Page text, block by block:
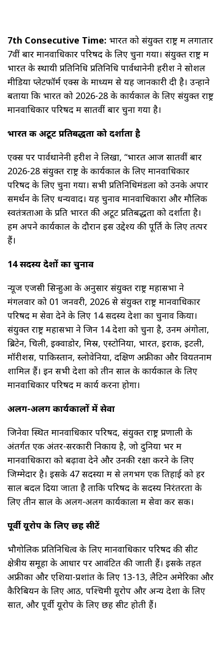
7th Consecutive Time: भारत को संयुक्त राष्ट्र में लगातार
7वीं बार मानवाधिकार परिषद के लिए चुना गया। संयुक्त राष्ट्र में
भारत के स्थायी प्रतिनिधि प्रतिनिधि पार्वथानेनी हरीश ने सोशल
मीडिया प्लेटफॉर्म एक्स के माध्यम से यह जानकारी दी है। उन्होंने
बताया कि भारत को 2026-28 के कार्यकाल के लिए संयुक्त राष्ट्र
मानवाधिकार परिषद में सातवीं बार चुना गया है।
भारत की अटूट प्रतिबद्धता को दर्शाता है
एक्स पर पार्वथानेनी हरीश ने लिखा, “भारत आज सातवीं बार
2026-28 संयुक्त राष्ट्र के कार्यकाल के लिए मानवाधिकार
परिषद के लिए चुना गया। सभी प्रतिनिधिमंडलों को उनके अपार
समर्थन के लिए धन्यवाद। यह चुनाव मानवाधिकारों और मौलिक
स्वतंत्रताओं के प्रति भारत की अटूट प्रतिबद्धता को दर्शाता है।
हम अपने कार्यकाल के दौरान इस उद्देश्य की पूर्ति के लिए तत्पर
हैं।
14 सदस्य देशों का चुनाव
न्यूज एजेंसी सिन्हुआ के अनुसार संयुक्त राष्ट्र महासभा ने
मंगलवार को 01 जनवरी, 2026 से संयुक्त राष्ट्र मानवाधिकार
परिषद में सेवा देने के लिए 14 सदस्य देशों का चुनाव किया।
संयुक्त राष्ट्र महासभा ने जिन 14 देशों को चुना है, उनमें अंगोला,
ब्रिटेन, चिली, इक्वाडोर, मिस्र, एस्टोनिया, भारत, इराक, इटली,
मॉरीशस, पाकिस्तान, स्लोवेनिया, दक्षिण अफ्रीका और वियतनाम
शामिल हैं। इन सभी देशों को तीन साल के कार्यकाल के लिए
मानवाधिकार परिषद में कार्य करना होगा।
अलग-अलग कार्यकालों में सेवा
जिनेवा स्थित मानवाधिकार परिषद, संयुक्त राष्ट्र प्रणाली के
अंतर्गत एक अंतर-सरकारी निकाय है, जो दुनिया भर में
मानवाधिकारों को बढ़ावा देने और उनकी रक्षा करने के लिए
जिम्मेदार है। इसके 47 सदस्यों में से लगभग एक तिहाई को हर
साल बदल दिया जाता है ताकि परिषद के सदस्य निरंतरता के
लिए तीन साल के अलग-अलग कार्यकालों में सेवा कर सकें।
पूर्वी यूरोप के लिए छह सीटें
भौगोलिक प्रतिनिधित्व के लिए मानवाधिकार परिषद की सीटें
क्षेत्रीय समूहों के आधार पर आवंटित की जाती हैं। इसके तहत
अफ्रीका और एशिया-प्रशांत के लिए 13-13, लैटिन अमेरिका और
कैरिबियन के लिए आठ, पश्चिमी यूरोप और अन्य देशों के लिए
सात, और पूर्वी यूरोप के लिए छह सीटें होती हैं।